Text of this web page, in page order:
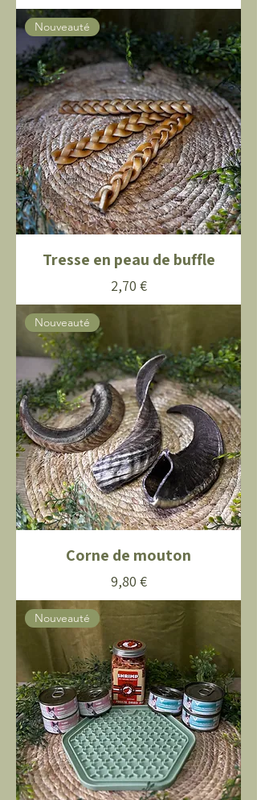
Nouveauté
Tresse en peau de buffle
Prix
2,70 €
Nouveauté
Corne de mouton
Prix
9,80 €
Nouveauté